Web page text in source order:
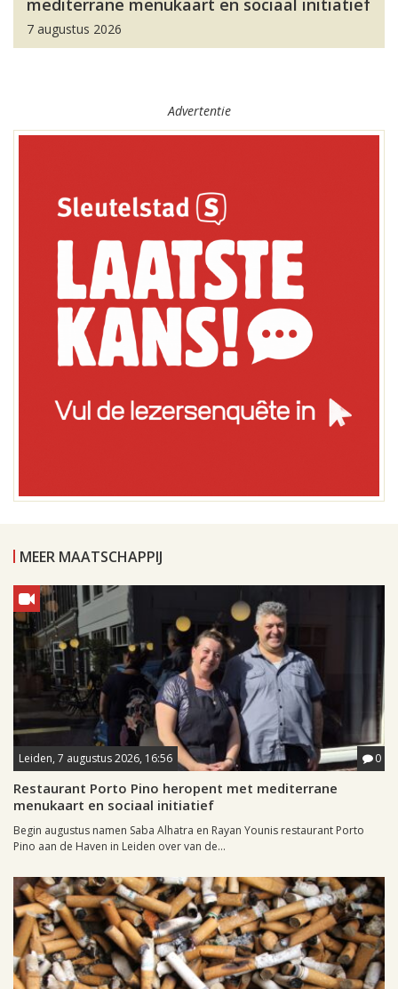
mediterrane menukaart en sociaal initiatief
7 augustus 2026
Advertentie
MEER MAATSCHAPPIJ
Leiden, 7 augustus 2026, 16:56 0
Restaurant Porto Pino heropent met mediterrane
menukaart en sociaal initiatief
Begin augustus namen Saba Alhatra en Rayan Younis restaurant Porto
Pino aan de Haven in Leiden over van de...